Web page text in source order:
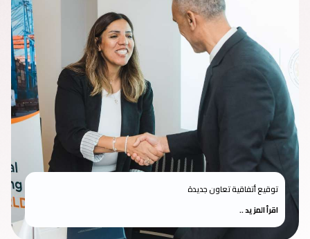
توقيع أتفاقية تعاون جديدة
اقرأ المزيد ..